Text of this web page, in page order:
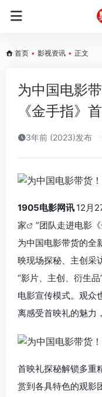
首页 • 影视资讯 • 正文
为中国电影
《金手指》
3年前 (2023)发布
1905电影网讯 12月
家
”团队走进电影《
为中国电影带货的全
映现场探秘、主创采
“影片、主创、衍生
电影宣传模式。观众
离感受首映礼的魅力
首映礼探秘解锁多重
赏到各具特色的观影